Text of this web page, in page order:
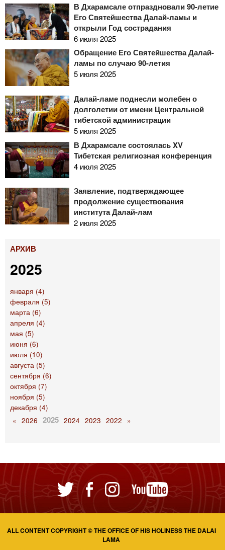
В Дхарамсале отпраздновали 90-летие
Его Святейшества Далай-ламы и
открыли Год сострадания
6 июля 2025
Обращение Его Святейшества Далай-
ламы по случаю 90-летия
5 июля 2025
Далай-ламе поднесли молебен о
долголетии от имени Центральной
тибетской администрации
5 июля 2025
В Дхарамсале состоялась XV
Тибетская религиозная конференция
4 июля 2025
Заявление, подтверждающее
продолжение существования
института Далай-лам
2 июля 2025
АРХИВ
2025
января (4)
февраля (5)
марта (6)
апреля (4)
мая (5)
июня (6)
июля (10)
августа (5)
сентября (6)
октября (7)
ноября (5)
декабря (4)
« 2026 2025 2024 2023 2022 »
ALL CONTENT COPYRIGHT © THE OFFICE OF HIS HOLINESS THE DALAI
LAMA